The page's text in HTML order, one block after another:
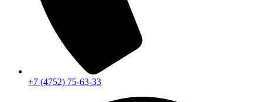
+7 (4752) 75-63-33